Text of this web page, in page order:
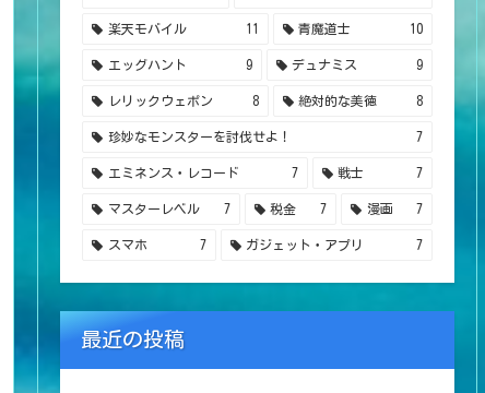
楽天モバイル 11 青魔道士 10
エッグハント 9 デュナミス 9
レリックウェポン 8 絶対的な美徳 8
珍妙なモンスターを討伐せよ！ 7
エミネンス・レコード 7 戦士 7
マスターレベル 7 税金 7 漫画 7
スマホ 7 ガジェット・アプリ 7
最近の投稿